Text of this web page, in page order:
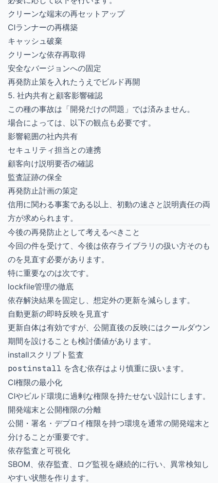
クリーンな端末の再セットアップ
CIランナーの再構築
キャッシュ破棄
クリーンな依存再取得
安全なバージョンへの固定
再発防止策を入れたうえでビルド再開
5. 社内共有と顧客影響確認
この種の事故は「開発だけの問題」では済みません。
場合によっては、以下の観点も必要です。
影響範囲の社内共有
セキュリティ担当との連携
顧客向け説明要否の確認
監査証跡の保全
再発防止計画の策定
信用に関わる事案である以上、初動の速さと説明責任の両
方が求められます。
今後の再発防止として考えるべきこと
今回の件を受けて、今後は依存ライブラリの扱い方そのも
のを見直す必要があります。
特に重要なのは次です。
lockfile管理の徹底
依存解決結果を固定し、想定外の更新を減らします。
自動更新の即時反映を見直す
更新自体は有効ですが、公開直後の反映にはクールダウン
期間を設けることも検討価値があります。
installスクリプト監査
postinstall を含む依存はより慎重に扱います。
CI権限の最小化
CIやビルド環境に過剰な権限を持たせない設計にします。
開発端末と公開権限の分離
公開・署名・デプロイ権限を持つ環境を通常の開発端末と
分けることが重要です。
依存監査と可視化
SBOM、依存監査、ログ監視を継続的に行い、異常検知し
やすい状態を作ります。